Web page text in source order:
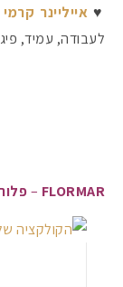
♥ אייליינר
לעבודה, עמיד,
FLORMAR
–